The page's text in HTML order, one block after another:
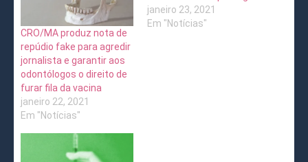
CRO/MA produz nota de
repúdio fake para agredir
jornalista e garantir aos
odontólogos o direito de
furar fila da vacina
janeiro 22, 2021
Em "Notícias"
janeiro 23, 2021
Em "Notícias"